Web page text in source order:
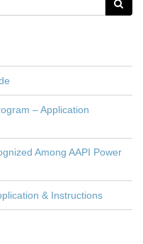
– Application
Among AAPI Power
& Instructions